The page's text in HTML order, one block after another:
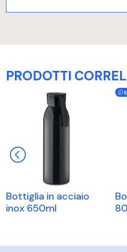
PRODOTTI
Bottiglia in acciaio
inox 650ml